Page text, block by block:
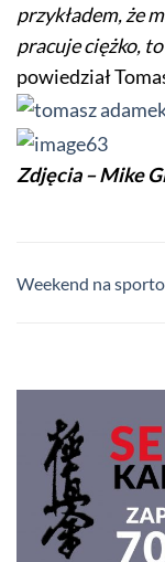
przykładem, że
pracuje ciężko,
powiedział
Zdjęcia – Mike
Weekend na